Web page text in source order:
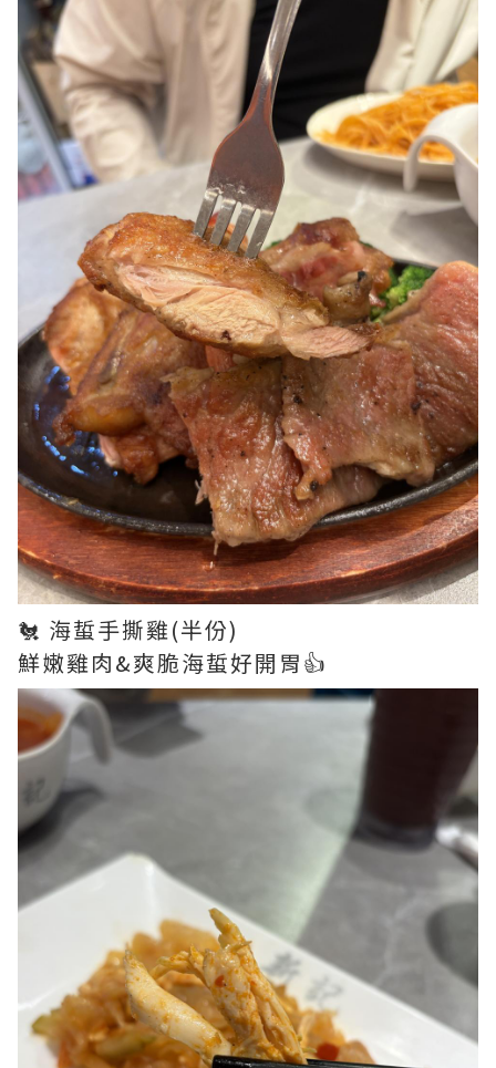
🐔 海蜇手撕雞(半份)
鮮嫩雞肉&爽脆海蜇好開胃👍